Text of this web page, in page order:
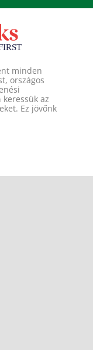
minden
országos
az
Ez jövőnk